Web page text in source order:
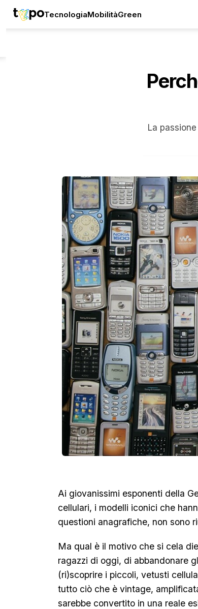
TecnologiaMobilitàGreen
La
Ai giovanissimi esponenti della
cellulari, i modelli iconici che
questioni anagrafiche, non sono
Ma qual è il motivo che si cela
ragazzi di oggi, di abbandonare
(ri)scoprire i piccoli, vetusti
tutto ciò che è vintage,
sarebbe convertito in una reale